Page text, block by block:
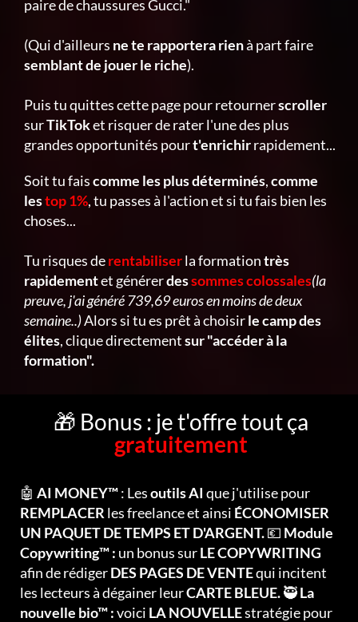
paire de chaussures Gucci."
(Qui d'ailleurs ne te rapportera rienà part faire
semblant de jouer le riche).
Puis tu quittes cette page pour retournerscroller
surTikToket risquer de rater l'une des plus
grandes opportunités pourt'enrichirrapidement...
Soit tu faiscomme les plus déterminés,comme
lestop 1%, tu passes à l'action et si tu fais bien les
choses...
Tu risques derentabiliserla formationtrès
rapidementet générerdessommes colossales(la
preuve, j'ai généré 739,69 euros en moins de deux
semaine..)Alors si tu es prêt à choisirle camp des
élites, clique directementsur "accéder à la
formation".
🎁 Bonus : je t'offre tout ça
gratuitement
🤖 AI MONEY™: Lesoutils AI que j'utilise pour
REMPLACER les freelance et ainsi ÉCONOMISER
UN PAQUET DE TEMPS ET D'ARGENT.💶 Module
Copywriting™ : un bonus surLE COPYWRITING
afin de rédigerDES PAGES DE VENTEqui incitent
les lecteurs à dégainer leurCARTE BLEUE.🥷La
nouvelle bio™ :voici LA NOUVELLEstratégie pour